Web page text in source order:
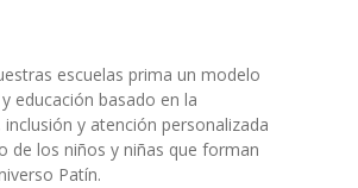
escuelas prima un modelo
educación basado en la
y atención personalizada
de los niños y niñas que forman
Patín.